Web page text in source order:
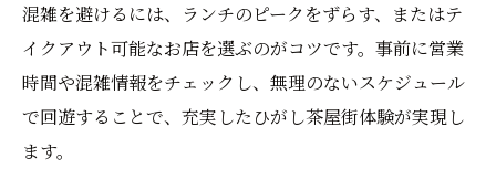
混雑を避けるには、ランチのピークをずらす、またはテ
イクアウト可能なお店を選ぶのがコツです。事前に営業
時間や混雑情報をチェックし、無理のないスケジュール
で回遊することで、充実したひがし茶屋街体験が実現し
ます。